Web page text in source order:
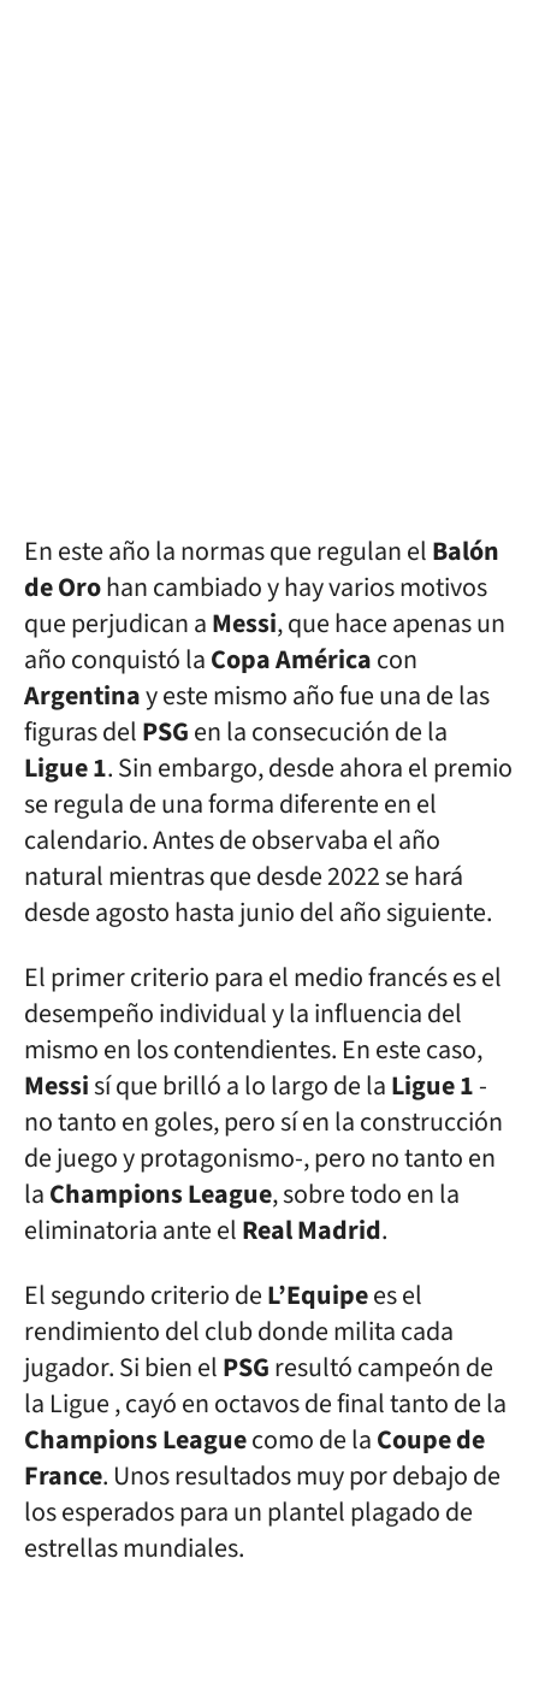
En este año la normas que regulan elBalón
de Orohan cambiado y hay varios motivos
que perjudican aMessi, que hace apenas un
año conquistó laCopa Américacon
Argentinay este mismo año fue una de las
figuras delPSGen la consecución de la
Ligue 1. Sin embargo, desde ahora el premio
se regula de una forma diferente en el
calendario. Antes de observaba el año
natural mientras que desde 2022 se hará
desde agosto hasta junio del año siguiente.
El primer criterio para el medio francés es el
desempeño individual y la influencia del
mismo en los contendientes. En este caso,
Messisí que brilló a lo largo de laLigue 1-
no tanto en goles, pero sí en la construcción
de juego y protagonismo-, pero no tanto en
laChampions League, sobre todo en la
eliminatoria ante elReal Madrid.
El segundo criterio deL’Equipees el
rendimiento del club donde milita cada
jugador. Si bien elPSGresultó campeón de
la Ligue , cayó en octavos de final tanto de la
Champions Leaguecomo de laCoupe de
France. Unos resultados muy por debajo de
los esperados para un plantel plagado de
estrellas mundiales.